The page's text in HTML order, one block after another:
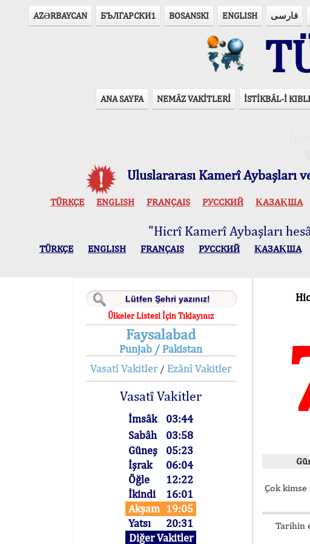
AZӘRBAYCAN БЪЛГАРСКИ1 BOSANSKI ENGLISH فارسی
ANA SAYFA NEMÂZ VAKİTLERİ İSTİKBÂL-İ
Uluslararası Kamerî Aybaşları
TÜRKÇE ENGLISH FRANÇAIS РУССКИЙ ҚАЗАҚША
"Hicrî Kamerî Aybaşları
TÜRKÇE ENGLISH FRANÇAIS РУССКИЙ ҚАЗАҚША
Ülkeler Listesi İçin Tıklayınız
Faysalabad
Punjab / Pakistan
Vasatî Vakitler/ Ezânî Vakitler
Vasatî Vakitler
İmsâk
03:44
Sabâh
03:58
Güneş
05:23
İşrak
06:04
Öğle
12:22
İkindi
16:01
Akşam 19:05
Yatsı
20:31
Diğer Vakitler
Çok
Tarihin